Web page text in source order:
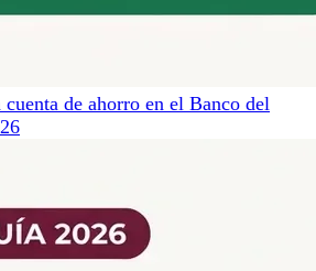
de ahorro en el Banco del